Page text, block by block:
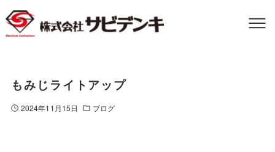
もみじライトアップ
2024年11月15日 ブログ